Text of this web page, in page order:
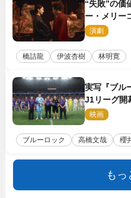
“失敗”の価
ー・メリー
演劇
橋詰龍 伊波杏樹 林明寛
実写『ブル
J1リーグ開
＆喜びの声
映画
ブルーロック 高橋文哉 櫻
もっ